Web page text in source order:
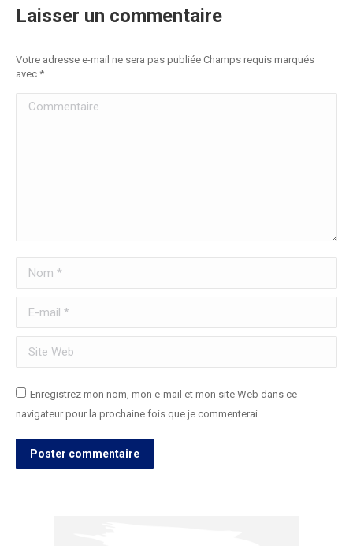
Laisser un commentaire
Votre adresse e-mail ne sera pas publiée Champs requis marqués
avec *
Commentaire
Nom *
E-mail *
Site Web
Enregistrez mon nom, mon e-mail et mon site Web dans ce
navigateur pour la prochaine fois que je commenterai.
Poster commentaire